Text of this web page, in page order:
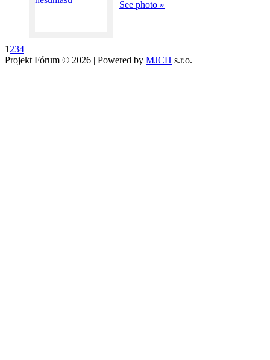
See photo »
1 234
Projekt Fórum © 2026 | Powered by MJCH s.r.o.